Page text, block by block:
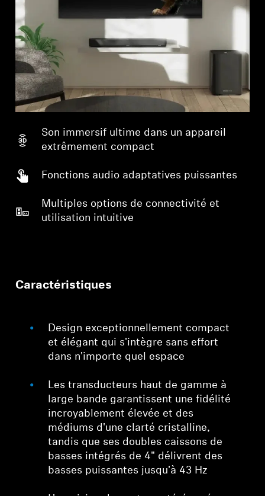
Son immersif ultime dans un appareil
extrêmement compact
Fonctions audio adaptatives puissantes
Multiples options de connectivité et
utilisation intuitive
Caractéristiques
Design exceptionnellement compact
et élégant qui s'intègre sans effort
dans n'importe quel espace
Les transducteurs haut de gamme à
large bande garantissent une fidélité
incroyablement élevée et des
médiums d'une clarté cristalline,
tandis que ses doubles caissons de
basses intégrés de 4" délivrent des
basses puissantes jusqu'à 43 Hz